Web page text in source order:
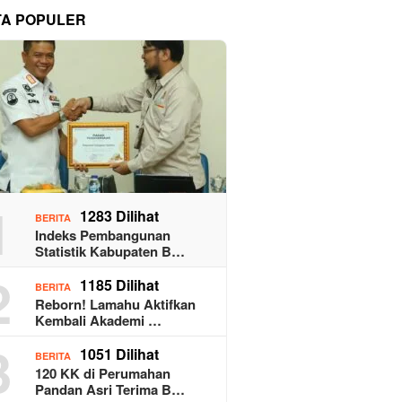
POPULER
BERITA 1283 Dilihat
Indeks Pembangunan
Statistik Kabupaten B…
BERITA 1185 Dilihat
Reborn! Lamahu Aktifkan
Kembali Akademi …
BERITA 1051 Dilihat
120 KK di Perumahan
Pandan Asri Terima B…